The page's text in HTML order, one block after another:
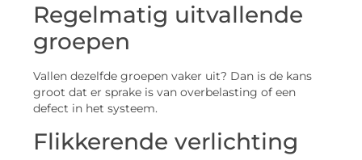
Regelmatig uitvallende
groepen
Vallen dezelfde groepen vaker uit? Dan is de kans
groot dat er sprake is van overbelasting of een
defect in het systeem.
Flikkerende verlichting